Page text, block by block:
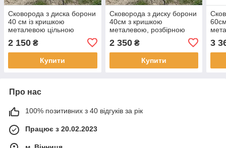
Сковорода з диска борони
40 см із кришкою
металевою цільною
чохлом
2 150 ₴
Купити
Сковорода з диску борони
40см з кришкою
металевою, розбірною
чохлом
2 350₴
Купити
3
Про нас
100% позитивних з 40 відгуків за рік
Працює з 20.02.2023